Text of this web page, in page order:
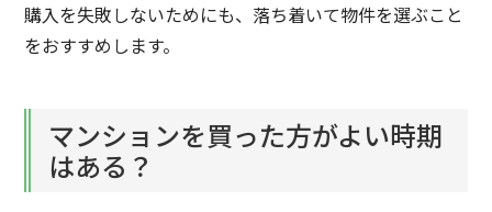
購入を失敗しないためにも、落ち着いて物件を選ぶこと
をおすすめします。
マンションを買った方がよい時期
はある？